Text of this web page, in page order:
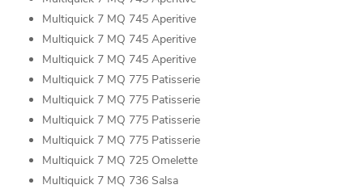
Multiquick 7 MQ 745 Aperitive
Multiquick 7 MQ 745 Aperitive
Multiquick 7 MQ 745 Aperitive
Multiquick 7 MQ 775 Patisserie
Multiquick 7 MQ 775 Patisserie
Multiquick 7 MQ 775 Patisserie
Multiquick 7 MQ 775 Patisserie
Multiquick 7 MQ 725 Omelette
Multiquick 7 MQ 736 Salsa